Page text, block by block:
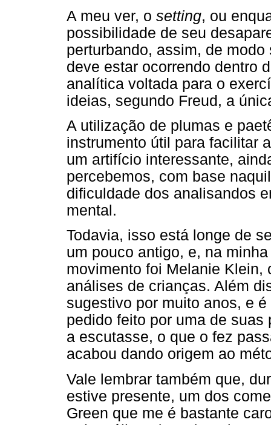
A meu ver, o setting, ou
possibilidade de seu
perturbando, assim, de
deve estar ocorrendo dentro
analítica voltada para o
ideias, segundo Freud, a
A utilização de plumas e
instrumento útil para facilitar
um artifício interessante,
percebemos, com base
dificuldade dos analisandos
mental.
Todavia, isso está longe de
um pouco antigo, e, na
movimento foi Melanie
análises de crianças. Além
sugestivo por muito anos, e
pedido feito por uma de
a escutasse, o que o fez
acabou dando origem ao
Vale lembrar também que,
estive presente, um dos
Green que me é bastante